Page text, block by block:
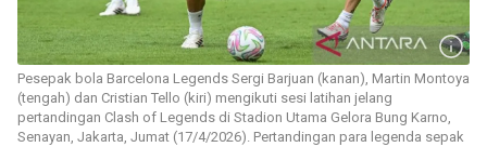
Pesepak bola Barcelona Legends Sergi Barjuan (kanan), Martin Montoya
(tengah) dan Cristian Tello (kiri) mengikuti sesi latihan jelang
pertandingan Clash of Legends di Stadion Utama Gelora Bung Karno,
Senayan, Jakarta, Jumat (17/4/2026). Pertandingan para legenda sepak